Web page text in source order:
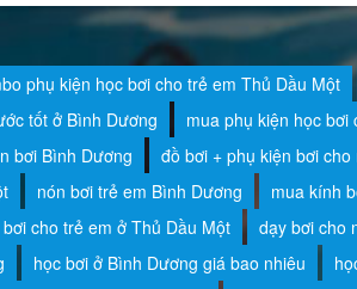
phụ kiện học bơi cho trẻ em Thủ Dầu Một
tốt ở Bình Dương mua phụ kiện học bơi
bơi Bình Dương đồ bơi + phụ kiện bơi
nón bơi trẻ em Bình Dương mua kính
cho trẻ em ở Thủ Dầu Một dạy bơi cho
học bơi ở Bình Dương giá bao nhiêu